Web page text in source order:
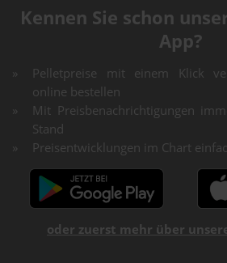
Kennen Sie schon
App?
Pelletpreise mit einem Klick
online bestellen
Mit Preisbenachrichtigungen
Stand
Preisentwicklungen im Chart
oder zuerst mehr über